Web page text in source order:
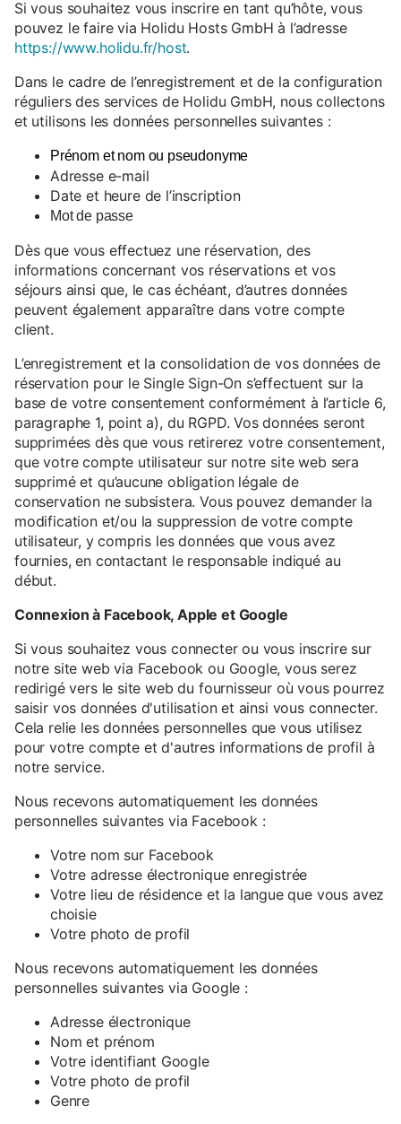
Si vous souhaitez vous inscrire en tant qu’hôte, vous
pouvez le faire via Holidu Hosts GmbH à l’adresse
https://www.holidu.fr/host.
Dans le cadre de l’enregistrement et de la configuration
réguliers des services de Holidu GmbH, nous collectons
et utilisons les données personnelles suivantes :
Prénom et nom ou pseudonyme
Adresse e-mail
Date et heure de l’inscription
Mot de passe
Dès que vous effectuez une réservation, des
informations concernant vos réservations et vos
séjours ainsi que, le cas échéant, d’autres données
peuvent également apparaître dans votre compte
client.
L’enregistrement et la consolidation de vos données de
réservation pour le Single Sign-On s’effectuent sur la
base de votre consentement conformément à l’article 6,
paragraphe 1, point a), du RGPD. Vos données seront
supprimées dès que vous retirerez votre consentement,
que votre compte utilisateur sur notre site web sera
supprimé et qu’aucune obligation légale de
conservation ne subsistera. Vous pouvez demander la
modification et/ou la suppression de votre compte
utilisateur, y compris les données que vous avez
fournies, en contactant le responsable indiqué au
début.
Connexion à Facebook, Apple et Google
Si vous souhaitez vous connecter ou vous inscrire sur
notre site web via Facebook ou Google, vous serez
redirigé vers le site web du fournisseur où vous pourrez
saisir vos données d'utilisation et ainsi vous connecter.
Cela relie les données personnelles que vous utilisez
pour votre compte et d'autres informations de profil à
notre service.
Nous recevons automatiquement les données
personnelles suivantes via Facebook :
Votre nom sur Facebook
Votre adresse électronique enregistrée
Votre lieu de résidence et la langue que vous avez
choisie
Votre photo de profil
Nous recevons automatiquement les données
personnelles suivantes via Google :
Adresse électronique
Nom et prénom
Votre identifiant Google
Votre photo de profil
Genre